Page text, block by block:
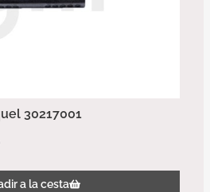
30217001
a la cesta